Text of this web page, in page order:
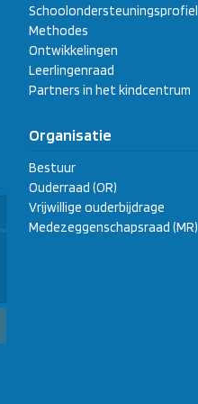
Schoolondersteuningsprofiel
Methodes
Ontwikkelingen
Leerlingenraad
Partners in het kindcentrum
Organisatie
Bestuur
Ouderraad (OR)
Vrijwillige ouderbijdrage
Medezeggenschapsraad (MR)